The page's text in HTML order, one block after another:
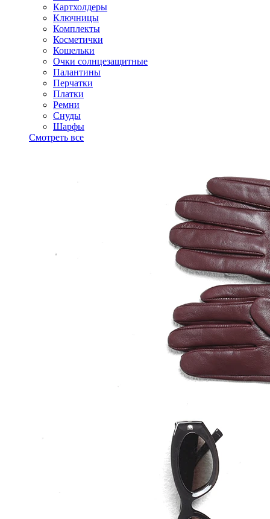
Картхолдеры
Ключницы
Комплекты
Косметички
Кошельки
Очки солнцезащитные
Палантины
Перчатки
Платки
Ремни
Снуды
Шарфы
Смотреть все